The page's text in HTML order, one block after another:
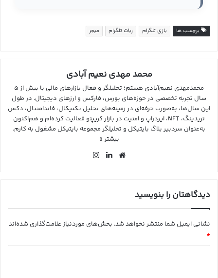
برچسب ها بازی تلگرام ربات تلگرام میجر
محمد مهدی نعیم آبادی
محمدمهدی نعیم‌آبادی هستم؛ تحلیلگر و فعال بازارهای مالی با بیش از ۵
سال تجربه تخصصی در حوزه‌های بورس، فارکس و ارزهای دیجیتال. در طول
این سال‌ها، به‌صورت حرفه‌ای در زمینه‌های تحلیل تکنیکال، فاندامنتال، دکس
تریدینگ، NFT، ایردراپ و امنیت در بازار کریپتو فعالیت کرده‌ام و هم‌اکنون
به‌عنوان سردبیر بلاگ بایتیکل و تحلیلگر مجموعه بایتیکل مشغول به کارم.
بیشتر »
وب
ت
لین
ین گرا
دیدگاهتان را بنویسید
نشانی ایمیل شما منتشر نخواهد شد. بخش‌های موردنیاز علامت‌گذاری شده‌اند
*